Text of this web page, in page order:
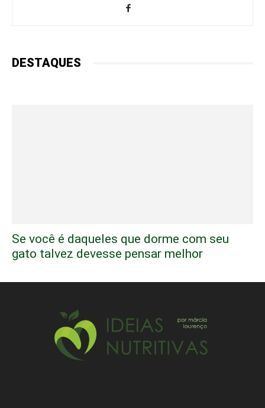
DESTAQUES
Se você é daqueles que dorme com seu
gato talvez devesse pensar melhor